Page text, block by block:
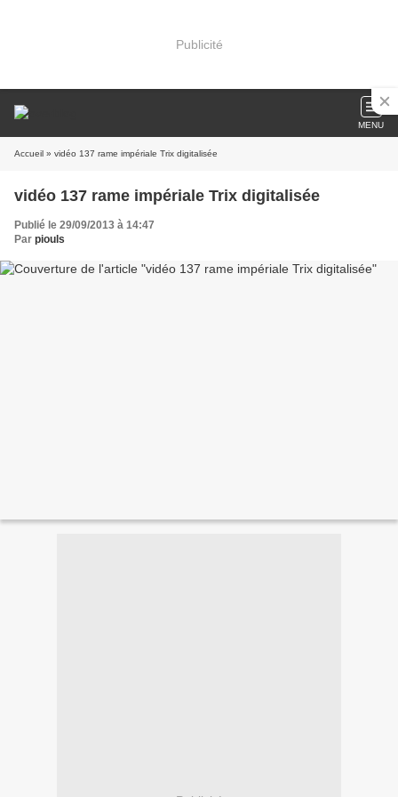
Publicité
MENU
Accueil » vidéo 137 rame impériale Trix digitalisée
vidéo 137 rame impériale Trix digitalisée
Publié le 29/09/2013 à 14:47
Par piouls